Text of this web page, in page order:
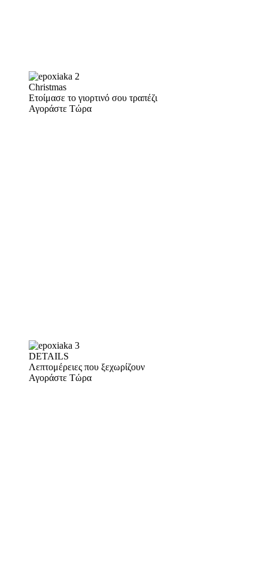
Christmas
Ετοίμασε το γιορτινό σου τραπέζι
Αγοράστε Τώρα
DETAILS
Λεπτομέρειες που ξεχωρίζουν
Αγοράστε Τώρα